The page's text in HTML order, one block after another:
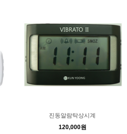
진동알람탁상시계
120,000원